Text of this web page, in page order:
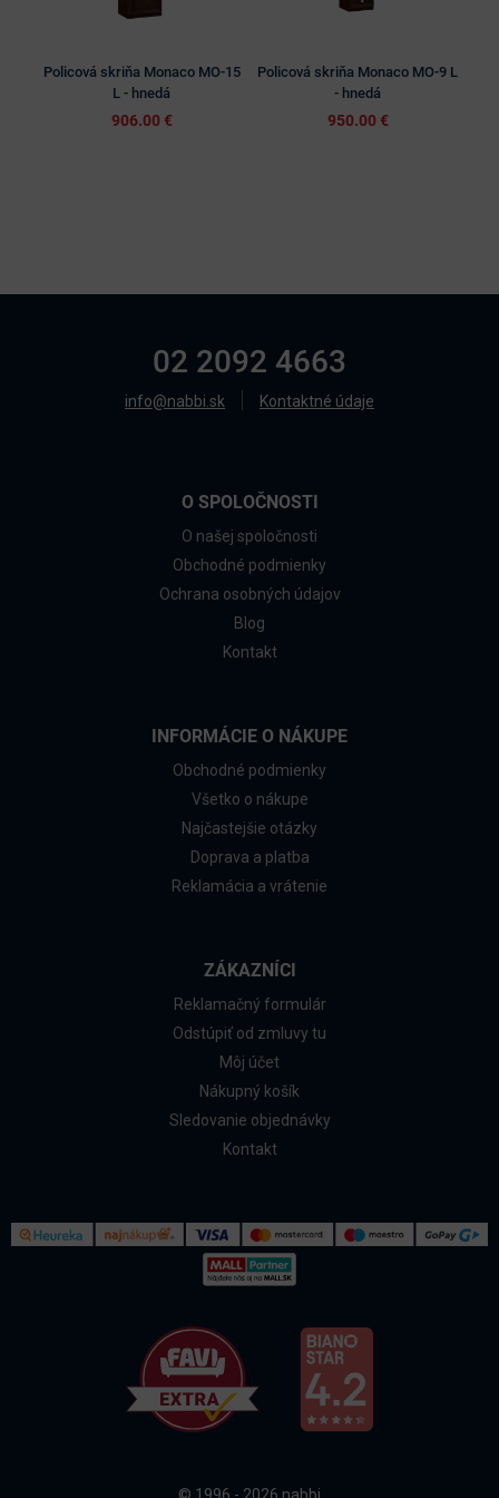
Policová skriňa Monaco MO-15
L - hnedá
906.00 €
Policová skriňa Monaco MO-9 L
- hnedá
950.00 €
02 2092 4663
info@nabbi.sk Kontaktné údaje
O SPOLOČNOSTI
O našej spoločnosti
Obchodné podmienky
Ochrana osobných údajov
Blog
Kontakt
INFORMÁCIE O NÁKUPE
Obchodné podmienky
Všetko o nákupe
Najčastejšie otázky
Doprava a platba
Reklamácia a vrátenie
ZÁKAZNÍCI
Reklamačný formulár
Odstúpiť od zmluvy tu
Môj účet
Nákupný košík
Sledovanie objednávky
Kontakt